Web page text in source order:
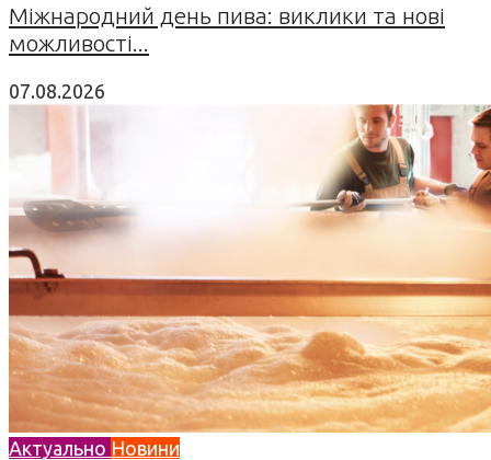
Міжнародний день пива: виклики та нові
можливості...
07.08.2026
Актуально Новини